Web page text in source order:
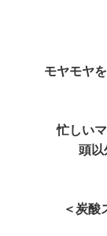
モヤモヤ
忙しい
頭以
＜炭酸